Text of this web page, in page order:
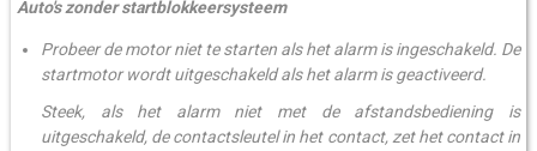
Auto's zonder startblokkeersysteem
Probeer de motor niet te starten als het alarm is ingeschakeld. De
startmotor wordt uitgeschakeld als het alarm is geactiveerd.
Steek, als het alarm niet met de afstandsbediening is
uitgeschakeld, de contactsleutel in het contact, zet het contact in